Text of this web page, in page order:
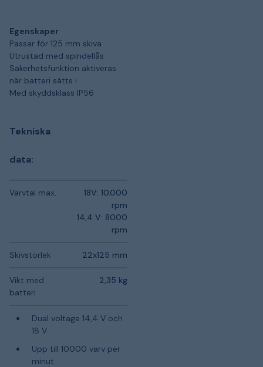
Egenskaper
Passar för 125 mm skiva
Utrustad med spindellås
Säkerhetsfunktion aktiveras
när batteri sätts i
Med skyddsklass IP56
Tekniska
data:
Varvtal max.
18V: 10.000
rpm
14,4 V: 8000
rpm
Skivstorlek 22x125 mm
Vikt med
batteri
2,35 kg
Dual voltage 14,4 V och
18 V
Upp till 10000 varv per
minut